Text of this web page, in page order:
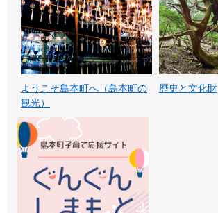
ようこそ島本町へ（島本町の
観光）
歴史と文化財